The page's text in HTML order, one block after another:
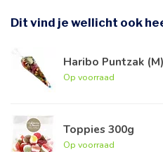
Dit vind je wellicht ook
Haribo Puntzak
Op voorraad
Toppies 300g
Op voorraad